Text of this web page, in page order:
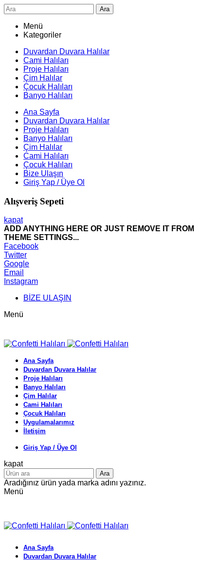
Ara
Menü
Kategoriler
Duvardan Duvara Halılar
Cami Halıları
Proje Halıları
Çim Halılar
Çocuk Halıları
Banyo Halıları
Ana Sayfa
Duvardan Duvara Halılar
Proje Halıları
Banyo Halıları
Çim Halılar
Cami Halıları
Çocuk Halıları
Bize Ulaşın
Giriş Yap / Üye Ol
Alışveriş Sepeti
kapat
ADD ANYTHING HERE OR JUST REMOVE IT FROM
THEME SETTINGS...
Facebook
Twitter
Google
Email
Instagram
BİZE ULAŞIN
Menü
Ana Sayfa
Duvardan Duvara Halılar
Proje Halıları
Banyo Halıları
Çim Halılar
Cami Halıları
Çocuk Halıları
Uygulamalarımız
İletişim
Giriş Yap / Üye Ol
kapat
Ara
Aradığınız ürün yada marka adını yazınız.
Menü
Ana Sayfa
Duvardan Duvara Halılar